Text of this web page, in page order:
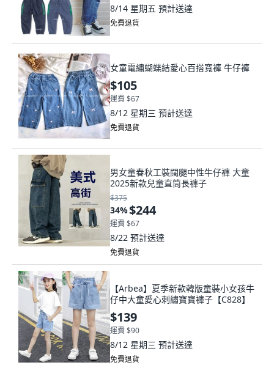
8/14 星期五 預計送達
免費退貨
女童電繡蝴蝶結愛心百搭寬褲 牛仔褲
$105
運費 $67
8/12 星期三 預計送達
免費退貨
男女童春秋工裝闊腿中性牛仔褲 大童
2025新款兒童直筒長褲子
$375
34%$244
運費 $67
8/22 預計送達
免費退貨
【Arbea】夏季新款韓版童裝小女孩牛
仔中大童愛心刺繡寶寶褲子【C828】
$139
運費 $90
8/12 星期三 預計送達
免費退貨